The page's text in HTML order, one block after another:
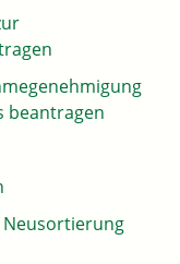
beantragen
Neusortierung